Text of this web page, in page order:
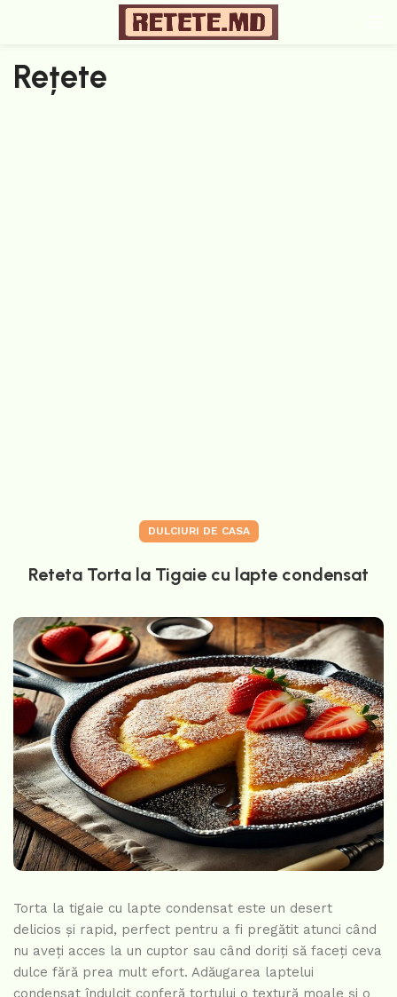
Rețete
DULCIURI DE CASA
Reteta Torta la Tigaie cu lapte condensat
Torta la tigaie cu lapte condensat este un desert
delicios și rapid, perfect pentru a fi pregătit atunci când
nu aveți acces la un cuptor sau când doriți să faceți ceva
dulce fără prea mult efort. Adăugarea laptelui
condensat îndulcit conferă tortului o textură moale și o